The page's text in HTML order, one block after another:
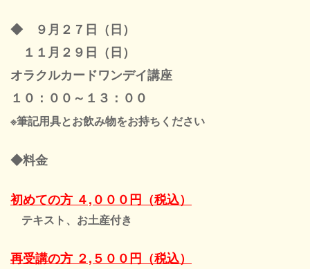
◆ ９月２７ 日（日）
１１月２９日（日）
オラクルカードワンデイ講座
１０：００～１３：００
※筆記用具とお飲み物をお持ちください
◆料金
初めての方 ４,０００円（税込）
テキスト、お土産付き
再受講の方 ２,５００円（税込）